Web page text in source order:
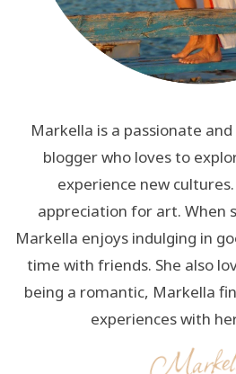
Markella is a passionate
blogger who loves to
experience new
appreciation for art. When
Markella enjoys indulging in
time with friends. She also
being a romantic, Markella
experiences with